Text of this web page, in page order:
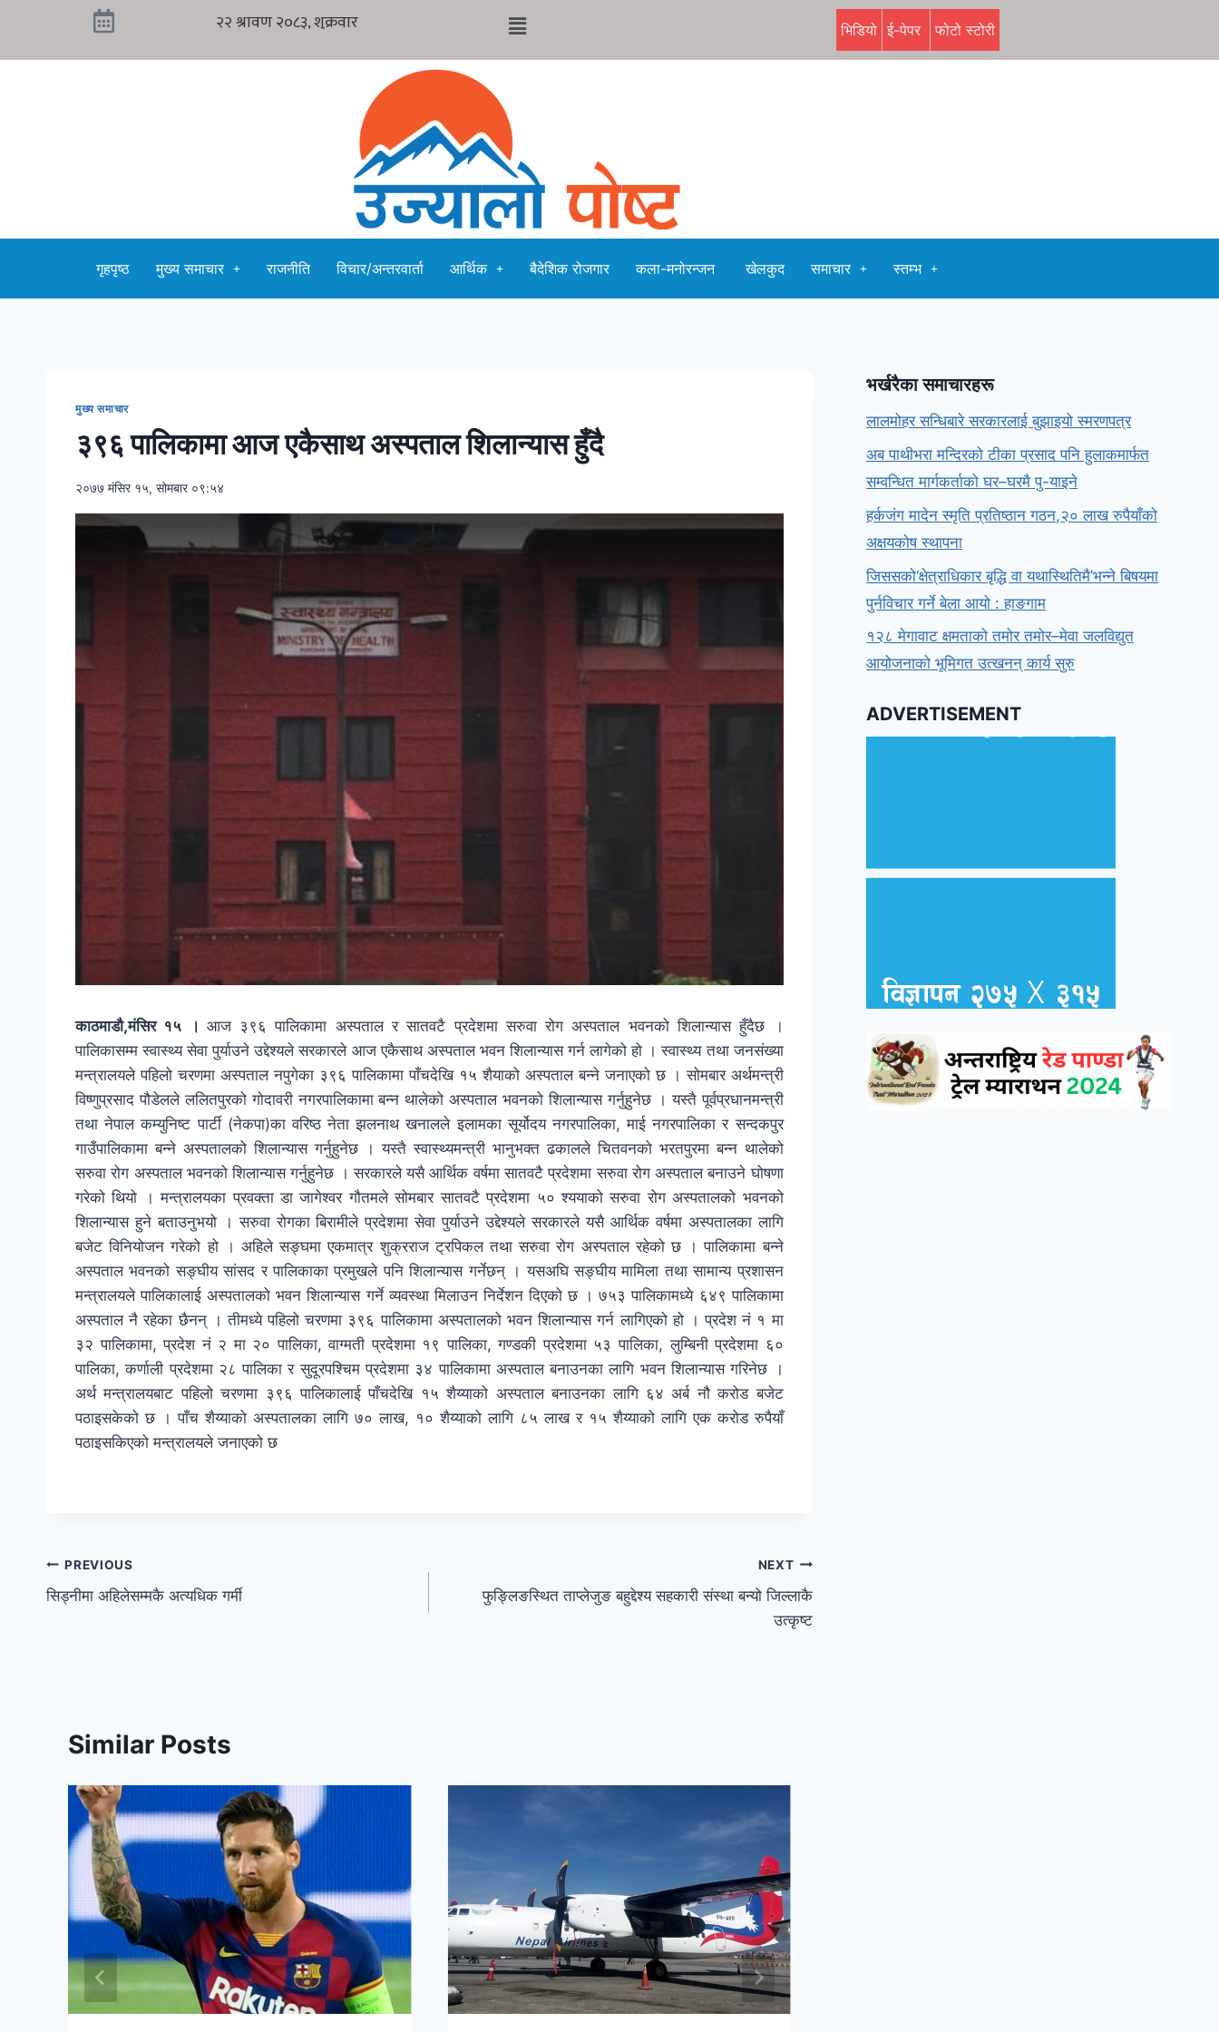
भिडियो ई-पेपर फोटो स्टोरी
गृहपृष्ठ मुख्य समाचार राजनीति विचार/अन्तरवार्ता आर्थिक बैदेशिक रोजगार कला-मनोरन्जन खेलकुद समाचार स्तम्भ
मुख्य समाचार
३९६ पालिकामा आज एकैसाथ अस्पताल शिलान्यास हुँदै
२०७७ मंसिर १५, सोमबार ०९:५४
काठमाडौ,मंसिर १५ । आज ३९६ पालिकामा अस्पताल र सातवटै प्रदेशमा सरुवा रोग अस्पताल भवनको शिलान्यास हुँदैछ ।
पालिकासम्म स्वास्थ्य सेवा पुर्याउने उद्देश्यले सरकारले आज एकैसाथ अस्पताल भवन शिलान्यास गर्न लागेको हो । स्वास्थ्य तथा जनसंख्या
मन्त्रालयले पहिलो चरणमा अस्पताल नपुगेका ३९६ पालिकामा पाँचदेखि १५ शैयाको अस्पताल बन्ने जनाएको छ । सोमबार अर्थमन्त्री
विष्णुप्रसाद पौडेलले ललितपुरको गोदावरी नगरपालिकामा बन्न थालेको अस्पताल भवनको शिलान्यास गर्नुहुनेछ । यस्तै पूर्वप्रधानमन्त्री
तथा नेपाल कम्युनिष्ट पार्टी (नेकपा)का वरिष्ठ नेता झलनाथ खनालले इलामका सूर्योदय नगरपालिका, माई नगरपालिका र सन्दकपुर
गाउँपालिकामा बन्ने अस्पतालको शिलान्यास गर्नुहुनेछ । यस्तै स्वास्थ्यमन्त्री भानुभक्त ढकालले चितवनको भरतपुरमा बन्न थालेको
सरुवा रोग अस्पताल भवनको शिलान्यास गर्नुहुनेछ । सरकारले यसै आर्थिक वर्षमा सातवटै प्रदेशमा सरुवा रोग अस्पताल बनाउने घोषणा
गरेको थियो । मन्त्रालयका प्रवक्ता डा जागेश्वर गौतमले सोमबार सातवटै प्रदेशमा ५० श्ययाको सरुवा रोग अस्पतालको भवनको
शिलान्यास हुने बताउनुभयो । सरुवा रोगका बिरामीले प्रदेशमा सेवा पुर्याउने उद्देश्यले सरकारले यसै आर्थिक वर्षमा अस्पतालका लागि
बजेट विनियोजन गरेको हो । अहिले सङ्घमा एकमात्र शुक्रराज ट्रपिकल तथा सरुवा रोग अस्पताल रहेको छ । पालिकामा बन्ने
अस्पताल भवनको सङ्घीय सांसद र पालिकाका प्रमुखले पनि शिलान्यास गर्नेछन् । यसअघि सङ्घीय मामिला तथा सामान्य प्रशासन
मन्त्रालयले पालिकालाई अस्पतालको भवन शिलान्यास गर्ने व्यवस्था मिलाउन निर्देशन दिएको छ । ७५३ पालिकामध्ये ६४९ पालिकामा
अस्पताल नै रहेका छैनन् । तीमध्ये पहिलो चरणमा ३९६ पालिकामा अस्पतालको भवन शिलान्यास गर्न लागिएको हो । प्रदेश नं १ मा
३२ पालिकामा, प्रदेश नं २ मा २० पालिका, वाग्मती प्रदेशमा १९ पालिका, गण्डकी प्रदेशमा ५३ पालिका, लुम्बिनी प्रदेशमा ६०
पालिका, कर्णाली प्रदेशमा २८ पालिका र सुदूरपश्चिम प्रदेशमा ३४ पालिकामा अस्पताल बनाउनका लागि भवन शिलान्यास गरिनेछ ।
अर्थ मन्त्रालयबाट पहिलो चरणमा ३९६ पालिकालाई पाँचदेखि १५ शैय्याको अस्पताल बनाउनका लागि ६४ अर्ब नौ करोड बजेट
पठाइसकेको छ । पाँच शैय्याको अस्पतालका लागि ७० लाख, १० शैय्याको लागि ८५ लाख र १५ शैय्याको लागि एक करोड रुपैयाँ
पठाइसकिएको मन्त्रालयले जनाएको छ
PREVIOUS
सिड्नीमा अहिलेसम्मकै अत्यधिक गर्मी
NEXT
फुङ्लिङस्थित ताप्लेजुङ बहुद्देश्य सहकारी संस्था बन्यो जिल्लाकै
उत्कृष्ट
Similar Posts
भर्खरैका समाचारहरू
लालमोहर सन्धिबारे सरकारलाई बुझाइयो स्मरणपत्र
अब पाथीभरा मन्दिरको टीका प्रसाद पनि हुलाकमार्फत
सम्वन्धित मार्गकर्ताको घर–घरमै पु-याइने
हर्कजंग मादेन स्मृति प्रतिष्ठान गठन,२० लाख रुपैयाँको
अक्षयकोष स्थापना
जिससको‘क्षेत्राधिकार बृद्धि वा यथास्थितिमै’भन्ने बिषयमा
पुर्नविचार गर्ने बेला आयो : हाङगाम
१२८ मेगावाट क्षमताको तमोर तमोर–मेवा जलविद्युत
आयोजनाको भूमिगत उत्खनन् कार्य सुरु
ADVERTISEMENT